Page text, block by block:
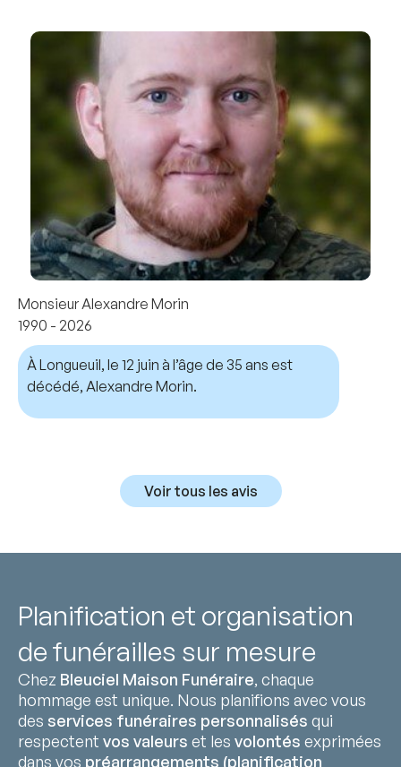
Monsieur Alexandre Morin
1990 - 2026
À Longueuil, le 12 juin à l’âge de 35 ans est
décédé, Alexandre Morin.
Voir tous les avis
Planification et organisation
de funérailles sur mesure
Chez Bleuciel Maison Funéraire, chaque
hommage est unique. Nous planifions avec vous
des services funéraires personnalisés qui
respectent vos valeurs et les volontés exprimées
dans vos préarrangements (planification